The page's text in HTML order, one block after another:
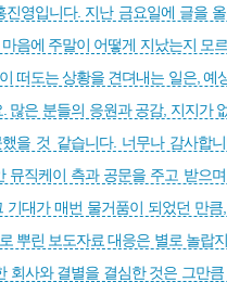
진영입니다. 지난 금요일에 글을
음에 주말이 어떻게 지났는지 모
떠도는 상황을 견뎌내는 일은, 예
많은 분들의 응원과 공감, 지지가
을 것 같습니다. 너무나 감사합
뮤직케이 측과 공문을 주고 받으
기대가 매번 물거품이 되었던 만
뿌린 보도자료 대응은 별로 놀랍
회사와 결별을 결심한 것은 그만